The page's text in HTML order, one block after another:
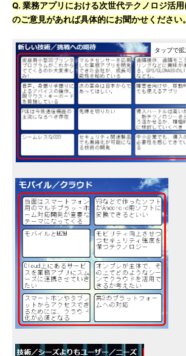
Q. 業務アプリにおける次世代テクノロジ活
のご意見があれば具体的にお聞かせください。